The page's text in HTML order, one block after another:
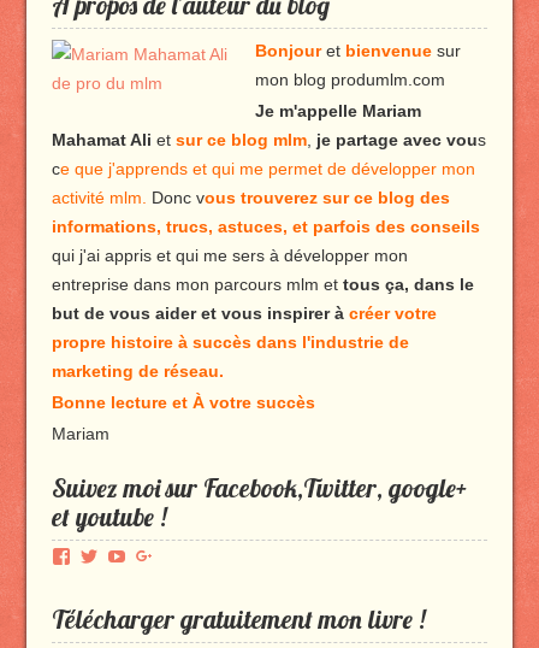
Bonjouret bienvenuesur
mon blog produmlm.com
Je m'appelle Mariam
Mahamat Ali et sur ce blog mlm, je partage avec vous
ce que j'apprends et qui me permet de développer mon
activité mlm.
Donc vous trouverez sur ce blog des
informations, trucs, astuces, et parfois des conseils
qui j'ai appris et qui me sers à développer mon
entreprise dans mon parcours mlm ettous ça, dans le
but de vous aider et vous inspirer à créer votre
propre histoire à succès dans l'industrie de
marketing de réseau.
Bonne lecture et À votre succès
Mariam
Suivez moi sur Facebook,Twitter, google+
et youtube !
Voir
de
Produmlm
Voir
de
porodumlm
Voir
de
UC_2UgAmhWDuaRIDwEQiQ9iA
de
produmlm
Télécharger gratuitement mon livre !